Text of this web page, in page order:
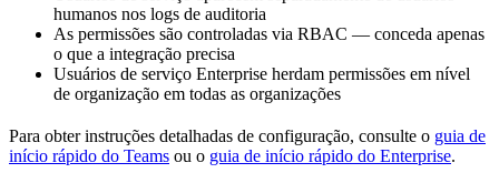
humanos nos logs de auditoria
As permissões são controladas via RBAC — conceda apenas
o que a integração precisa
Usuários de serviço Enterprise herdam permissões em nível
de organização em todas as organizações
Para obter instruções detalhadas de configuração, consulte o guia de
início rápido do Teams ou o guia de início rápido do Enterprise.